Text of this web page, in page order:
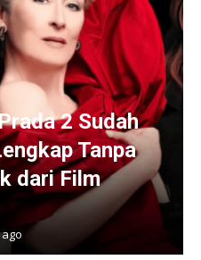
2 Sudah
Tanpa
dari Film